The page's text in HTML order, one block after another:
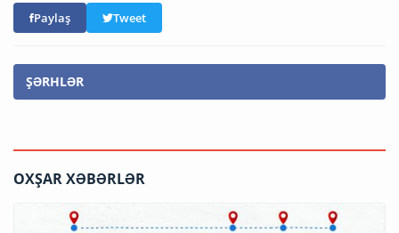
Paylaş Tweet
ŞƏRHLƏR
OXŞAR XƏBƏRLƏR